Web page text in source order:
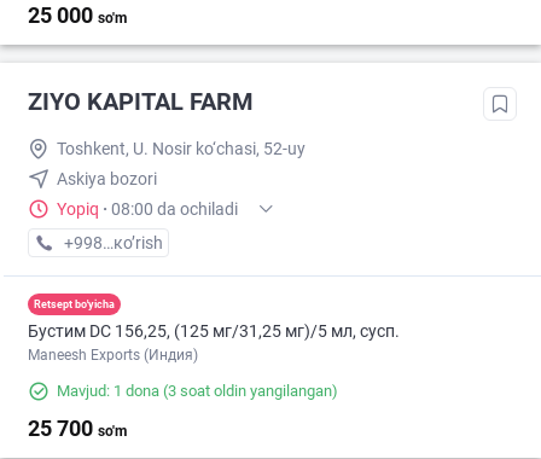
25 000 so'm
ZIYO KAPITAL FARM
Toshkent, U. Nosir ko‘chasi, 52-uy
Askiya bozori
Yopiq · 08:00 da ochiladi
+998 (97) XXX-XX-XX
кo’rish
Retsept bo'yicha
Бустим DС 156,25, (125 мг/31,25 мг)/5 мл, сусп.
Maneesh Exports (Индия)
Mavjud: 1 dona (3 soat oldin yangilangan)
25 700 so'm